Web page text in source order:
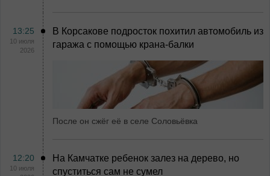
13:25
10 июля
2026
В Корсакове подросток похитил автомобиль из
гаража с помощью крана-балки
После он сжёг её в селе Соловьёвка
12:20
10 июля
На Камчатке ребенок залез на дерево, но
спуститься сам не сумел